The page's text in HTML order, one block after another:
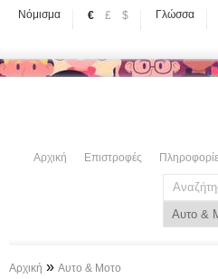
Νόμισμα € £ $ Γλώσσα
Αρχική Επιστροφές
Αρχική » Αυτο & Μοτο